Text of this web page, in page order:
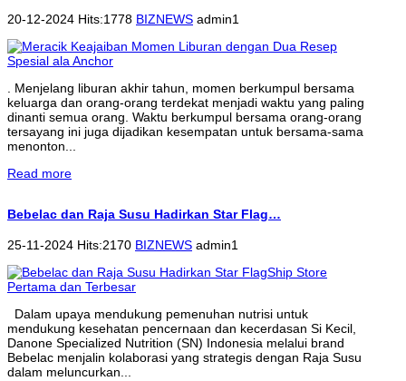
20-12-2024 Hits:1778 BIZNEWS admin1
. Menjelang liburan akhir tahun, momen berkumpul bersama
keluarga dan orang-orang terdekat menjadi waktu yang paling
dinanti semua orang. Waktu berkumpul bersama orang-orang
tersayang ini juga dijadikan kesempatan untuk bersama-sama
menonton...
Read more
Bebelac dan Raja Susu Hadirkan Star Flag…
25-11-2024 Hits:2170 BIZNEWS admin1
Dalam upaya mendukung pemenuhan nutrisi untuk
mendukung kesehatan pencernaan dan kecerdasan Si Kecil,
Danone Specialized Nutrition (SN) Indonesia melalui brand
Bebelac menjalin kolaborasi yang strategis dengan Raja Susu
dalam meluncurkan...